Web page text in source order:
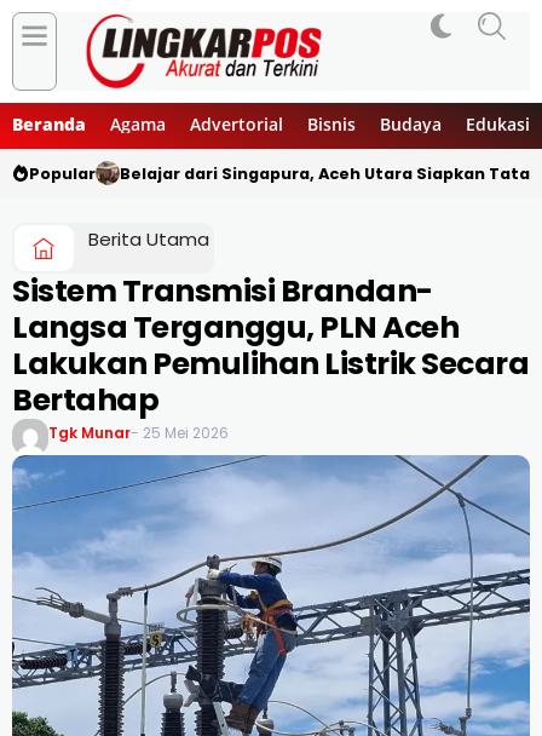
Beranda Agama Advertorial Bisnis Budaya Edukasi
Popular Belajar dari Singapura, Aceh Utara Siapkan
Berita Utama
Sistem Transmisi Brandan-
Langsa Terganggu, PLN Aceh
Lakukan Pemulihan Listrik Secara
Bertahap
Tgk Munar- 25 Mei 2026